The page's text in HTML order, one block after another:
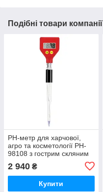
Подібні товари компанії
PH-метр для харчової,
агро та косметології PH-
98108 з гострим скляним
14.00BNC
2 940 ₴
Купити